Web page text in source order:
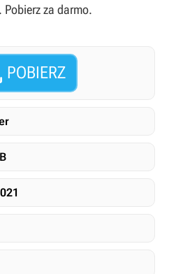
Pobierz za darmo.
POBIERZ